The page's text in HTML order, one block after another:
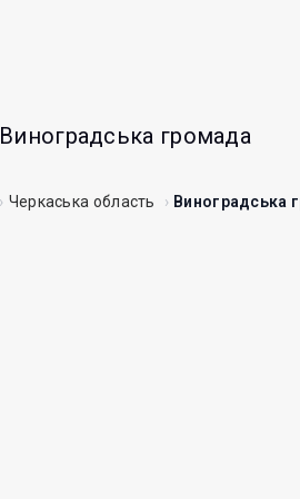
Виноградська громада
Черкаська область Виноградська